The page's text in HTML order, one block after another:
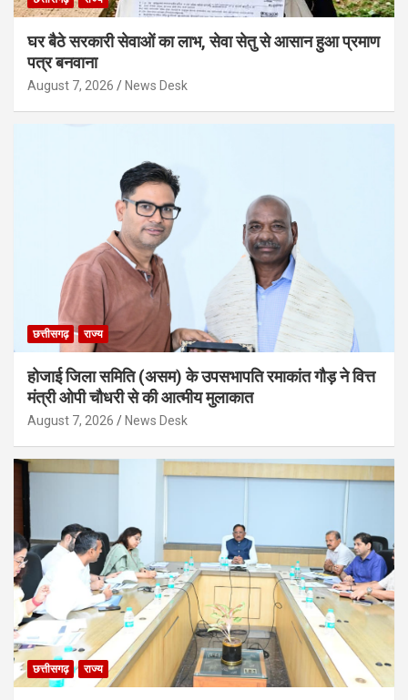
घर बैठे सरकारी सेवाओं का लाभ, सेवा सेतु से आसान हुआ प्रमाण
पत्र बनवाना
August 7, 2026 News Desk
छत्तीसगढ़ राज्य
होजाई जिला समिति (असम) के उपसभापति रमाकांत गौड़ ने वित्त
मंत्री ओपी चौधरी से की आत्मीय मुलाकात
August 7, 2026 News Desk
छत्तीसगढ़ राज्य